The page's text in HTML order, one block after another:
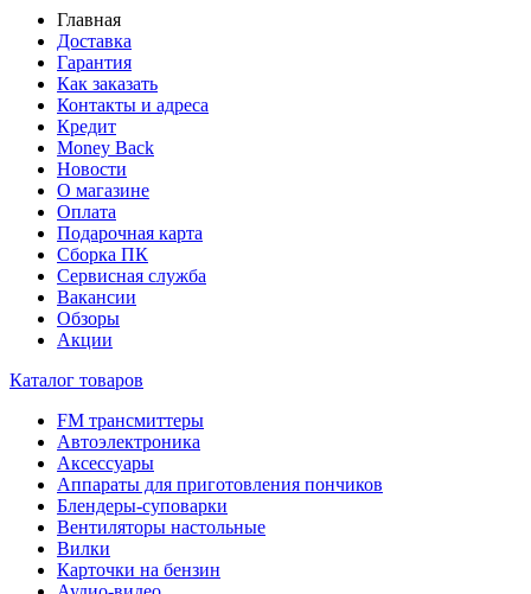
Главная
Доставка
Гарантия
Как заказать
Контакты и адреса
Кредит
Money Back
Новости
О магазине
Оплата
Подарочная карта
Сборка ПК
Сервисная служба
Вакансии
Обзоры
Акции
Каталог товаров
FM трансмиттеры
Автоэлектроника
Аксессуары
Аппараты для приготовления пончиков
Блендеры-суповарки
Вентиляторы настольные
Вилки
Карточки на бензин